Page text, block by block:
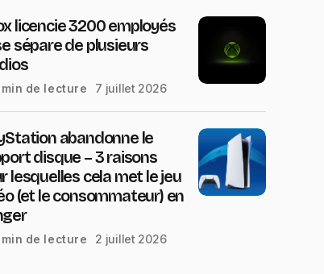
licencie 3200 employés
sépare de plusieurs
min de lecture 7 juillet 2026
abandonne le
disque – 3 raisons
lesquelles cela met le jeu
(et le consommateur) en
min de lecture 2 juillet 2026